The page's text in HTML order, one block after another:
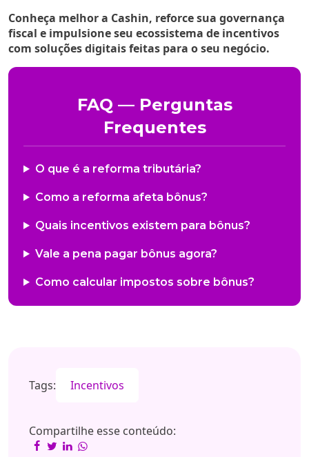
Conheça melhor a Cashin, reforce sua governança
fiscal e impulsione seu ecossistema de incentivos
com soluções digitais feitas para o seu negócio.
FAQ — Perguntas
Frequentes
O que é a reforma tributária?
Como a reforma afeta bônus?
Quais incentivos existem para bônus?
Vale a pena pagar bônus agora?
Como calcular impostos sobre bônus?
Tags: Incentivos
Compartilhe esse conteúdo: